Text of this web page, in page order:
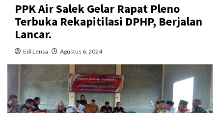
PPK Air Salek Gelar Rapat Pleno
Terbuka Rekapitilasi DPHP, Berjalan
Lancar.
Edi Lensa Agustus 6, 2024